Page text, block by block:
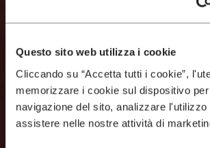
Questo sito web utilizza i cookie
Cliccando su “Accetta tutti i cookie”,
memorizzare i cookie sul dispositivo
navigazione del sito, analizzare l'utilizzo
assistere nelle nostre attività di